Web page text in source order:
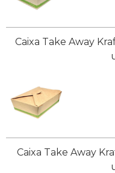
Caixa Take Away
Caixa Take Away